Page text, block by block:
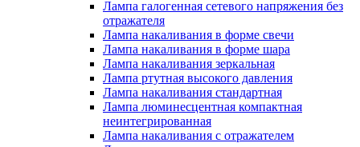
Лампа галогенная сетевого напряжения без
отражателя
Лампа накаливания в форме свечи
Лампа накаливания в форме шара
Лампа накаливания зеркальная
Лампа ртутная высокого давления
Лампа накаливания стандартная
Лампа люминесцентная компактная
неинтегрированная
Лампа накаливания с отражателем